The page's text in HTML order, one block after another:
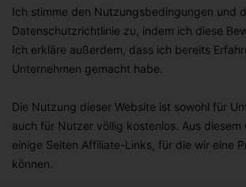
Ich stimme den Nutzungsbedingungen und
Datenschutzrichtlinie zu, indem ich diese
Ich erkläre außerdem, dass ich bereits
Unternehmen gemacht habe.
Die Nutzung dieser Website ist sowohl für
auch für Nutzer völlig kostenlos. Aus diesem
einige Seiten Affiliate-Links, für die wir eine
können.